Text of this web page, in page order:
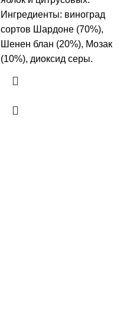
Ингредиенты: виноград
сортов Шардоне (70%),
Шенен блан (20%), Мозак
(10%), диоксид серы.